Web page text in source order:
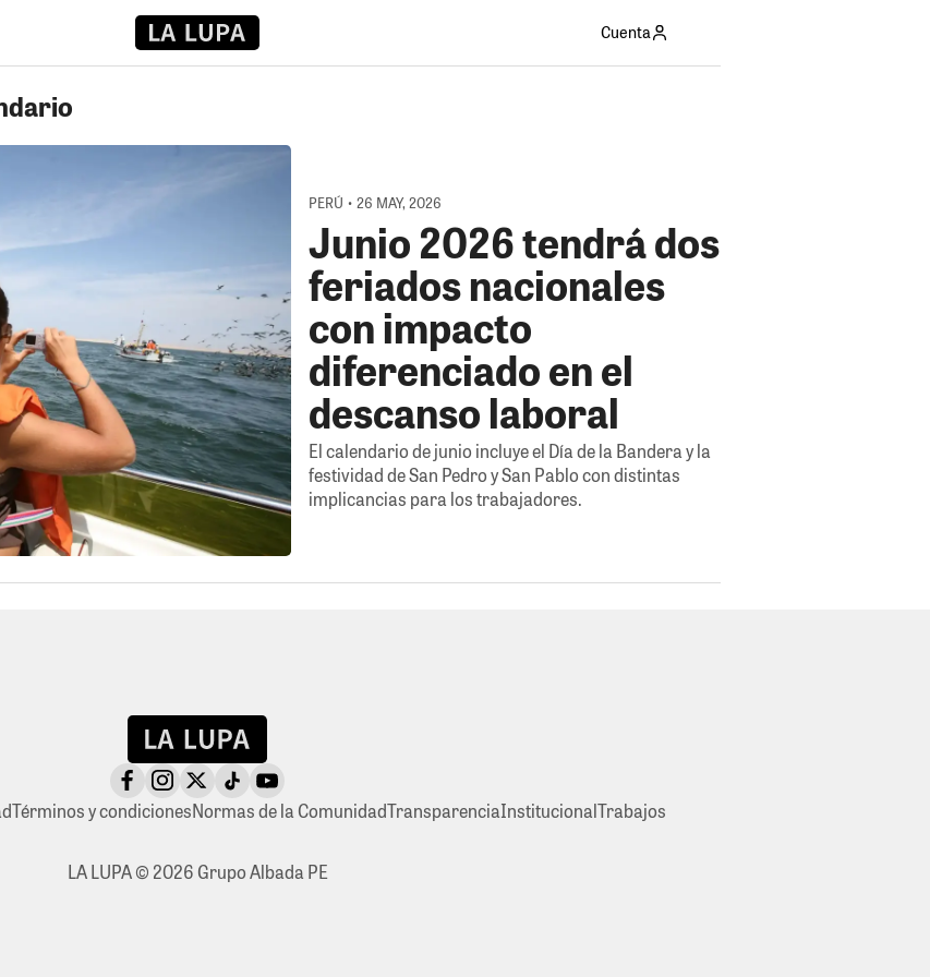
Cuenta
PERÚ • 26 MAY, 2026
Junio 2026 tendrá dos
feriados nacionales
con impacto
diferenciado en el
descanso laboral
El calendario de junio incluye el Día de la Bandera y la
festividad de San Pedro y San Pablo con distintas
implicancias para los trabajadores.
Términos y condicionesNormas de la ComunidadTransparenciaInstitucionalTrabajos
LA LUPA © 2026 Grupo Albada PE